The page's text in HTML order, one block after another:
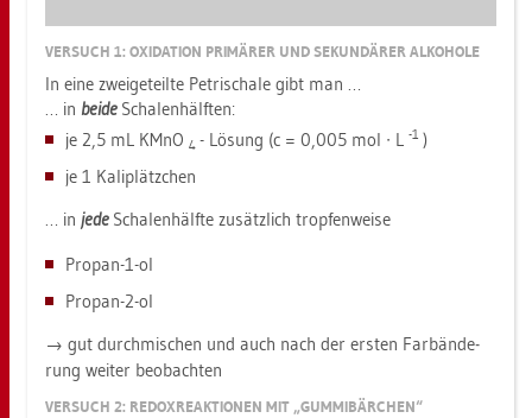
VER­SUCH 1: OXI­DA­TI­ON PRI­MÄ­RER UND SE­KUN­DÄ­RER AL­KO­HO­LE
In eine zwei­ge­teil­te Pe­tri­scha­le gibt man …
… in beide Scha­len­hälf­ten:
je 2,5 mL KMnO 4 - Lö­sung (c = 0,005 mol ∙ L -1 )
je 1 Ka­li­plätz­chen
… in jede Scha­len­hälf­te zu­sätz­lich trop­fen­wei­se
Pro­pan-1-ol
Pro­pan-2-ol
→ gut durch­mi­schen und auch nach der ers­ten Far­bän­de­
rung wei­ter be­ob­ach­ten
VER­SUCH 2: RE­DOX­RE­AK­TIO­NEN MIT „GUM­MI­BÄR­CHEN“